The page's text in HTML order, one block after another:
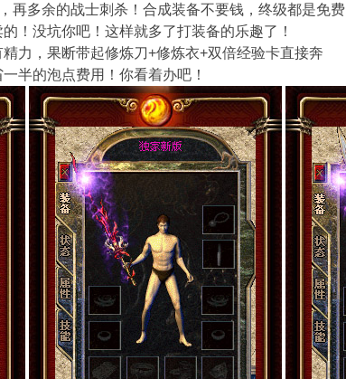
再多余的战士刺杀！合成装备不要钱，终级都是免费
！没坑你吧！这样就多了打装备的乐趣了！
力，果断带起修炼刀+修炼衣+双倍经验卡直接奔
半的泡点费用！你看着办吧！